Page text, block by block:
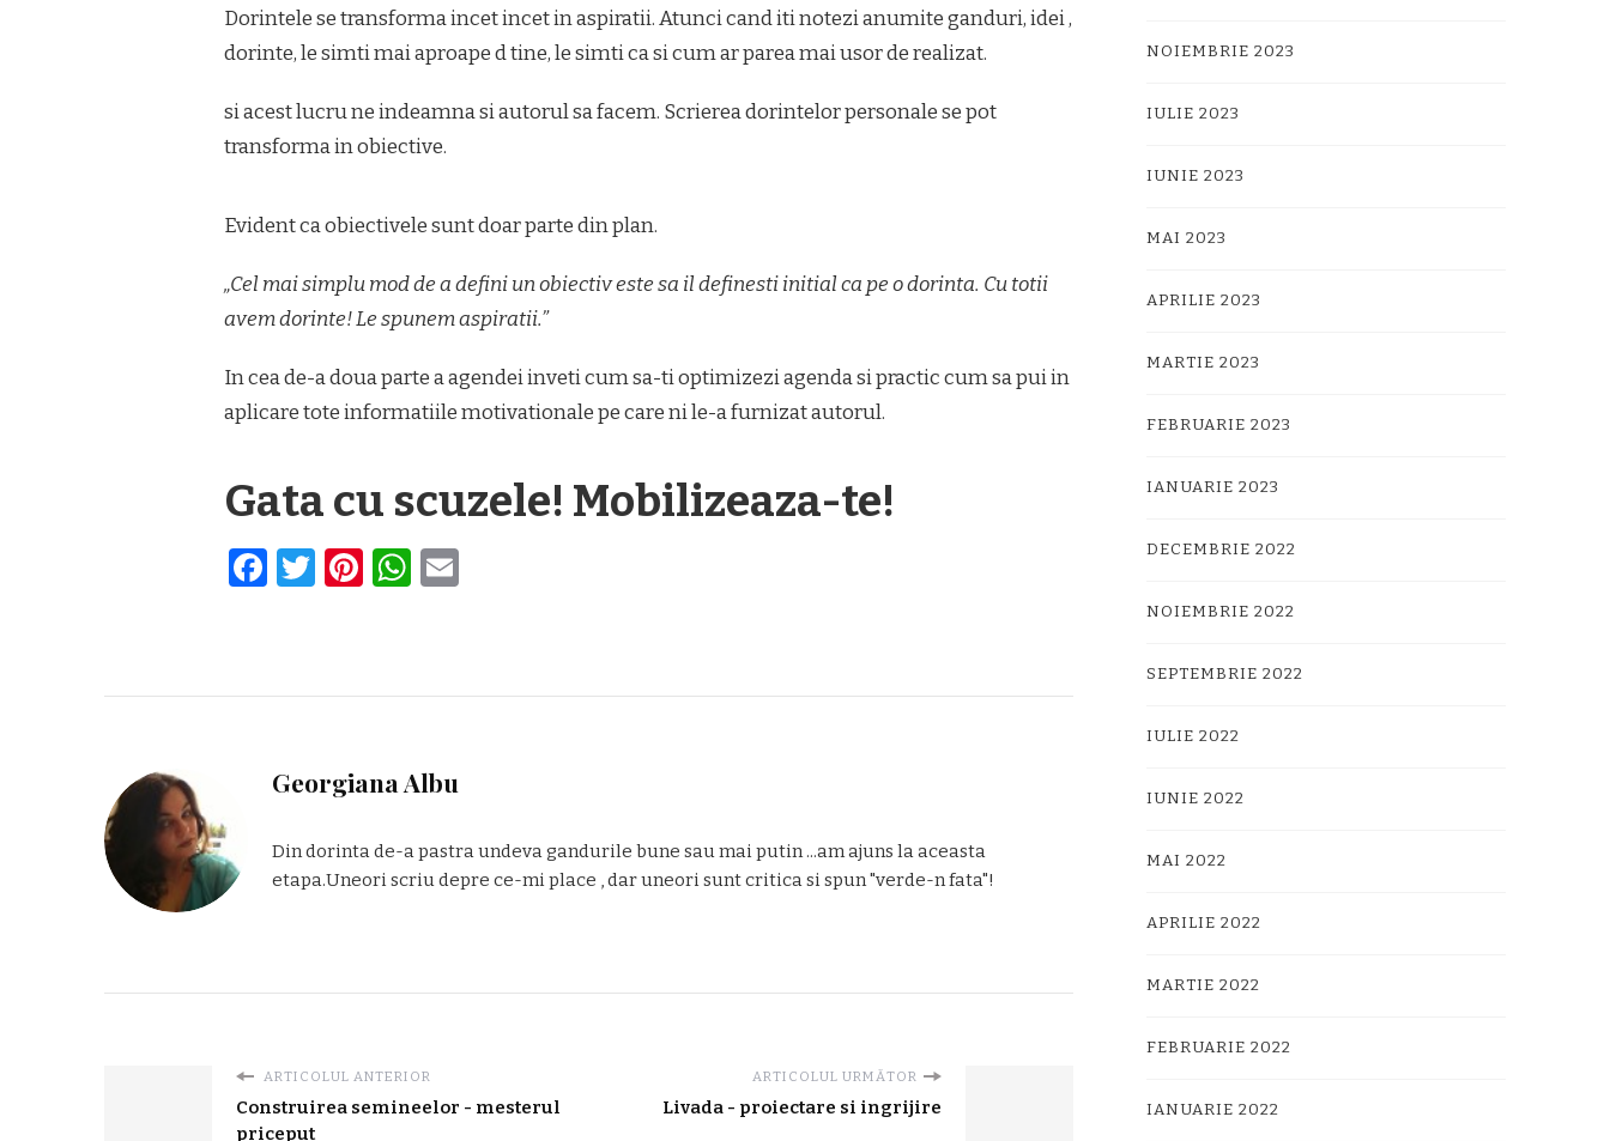
Dorintele se transforma incet incet in aspiratii. Atunci cand iti notezi anumite ganduri, idei ,
dorinte, le simti mai aproape d tine, le simti ca si cum ar parea mai usor de realizat.
si acest lucru ne indeamna si autorul sa facem. Scrierea dorintelor personale se pot
transforma in obiective.
Evident ca obiectivele sunt doar parte din plan.
„Cel mai simplu mod de a defini un obiectiv este sa il definesti initial ca pe o dorinta. Cu totii
avem dorinte! Le spunem aspiratii.”
In cea de-a doua parte a agendei inveti cum sa-ti optimizezi agenda si practic cum sa pui in
aplicare tote informatiile motivationale pe care ni le-a furnizat autorul.
Gata cu scuzele! Mobilizeaza-te!
Facebook
Twitter
Pinterest
WhatsApp
Georgiana Albu
Din dorinta de-a pastra undeva gandurile bune sau mai putin ...am ajuns la aceasta
etapa.Uneori scriu depre ce-mi place , dar uneori sunt critica si spun "verde-n fata"!
ARTICOLUL ANTERIOR
Construirea semineelor - mesterul
priceput
ARTICOLUL URMĂTOR
Livada - proiectare si ingrijire
NOIEMBRIE 2023
IULIE 2023
IUNIE 2023
MAI 2023
APRILIE 2023
MARTIE 2023
FEBRUARIE 2023
IANUARIE 2023
DECEMBRIE 2022
NOIEMBRIE 2022
SEPTEMBRIE 2022
IULIE 2022
IUNIE 2022
MAI 2022
APRILIE 2022
MARTIE 2022
FEBRUARIE 2022
IANUARIE 2022